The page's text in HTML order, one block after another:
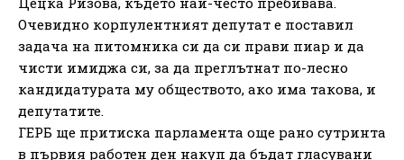
Очевидно корпулентният депутат е поставил
задача на питомника си да си прави пиар и да
чисти имиджа си, за да преглътнат по-лесно
кандидатурата му обществото, ако има такова, и
депутатите.
ГЕРБ ще притиска парламента още рано сутринта
в първия работен ден накуп да бъдат гласувани